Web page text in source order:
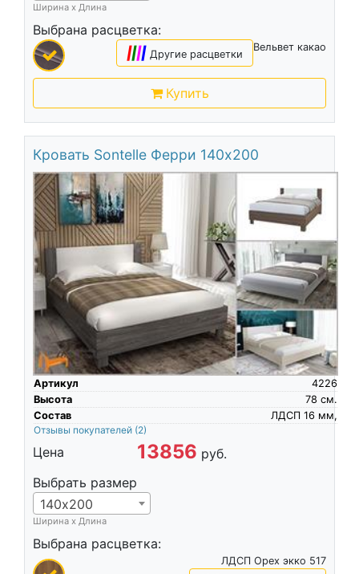
Ширина х Длина
Выбрана расцветка:
Вельвет какао
|||| Другие расцветки
Купить
Кровать Sontelle Ферри 140х200
Артикул
4226
Высота
см.
78
Состав
ЛДСП 16 мм,
Отзывы покупателей (2)
Цена 13856 руб.
Выбрать размер
140х200
Ширина х Длина
Выбрана расцветка:
ЛДСП Орех экко 517